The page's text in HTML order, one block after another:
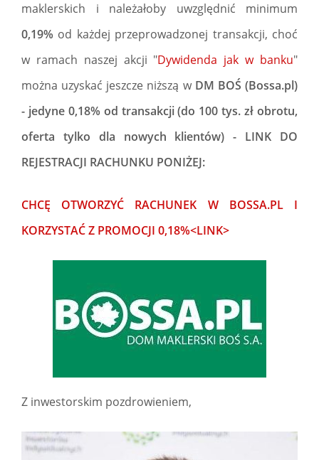
maklerskich i należałoby uwzględnić minimum
0,19% od każdej przeprowadzonej transakcji, choć
w ramach naszej akcji "Dywidenda jak w banku"
można uzyskać jeszcze niższą w DM BOŚ (Bossa.pl)
- jedyne 0,18% od transakcji (do 100 tys. zł obrotu,
oferta tylko dla nowych klientów) - LINK DO
REJESTRACJI RACHUNKU PONIŻEJ:
CHCĘ OTWORZYĆ RACHUNEK W BOSSA.PL I
KORZYSTAĆ Z PROMOCJI 0,18%<LINK>
Z inwestorskim pozdrowieniem,